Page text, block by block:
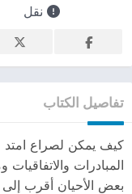
نقل
تفاصيل الكتاب
كيف يمكن لصراع
المبادرات
بعض الأحيان أقرب إلى